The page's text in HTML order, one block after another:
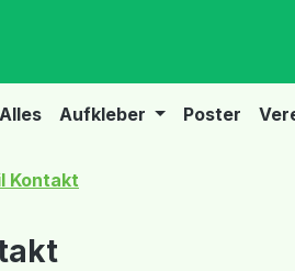
Alles Aufkleber Poster
Kontakt